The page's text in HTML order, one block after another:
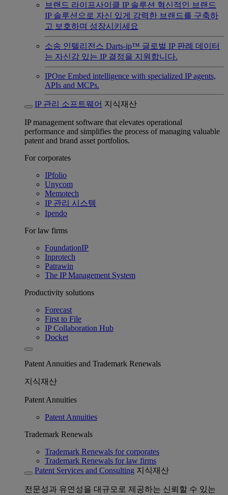
브랜드 라이프사이클 IP 솔루션 혁신적인 브랜드
IP 솔루션으로 자신 있게 강력한 브랜드를 구축하
고 보호하며 성장시키세요
소송 인텔리전스 Darts-ip™ 글로벌 IP 판례 데이터
는 자신감 있는 IP 결정을 지원합니다.
IPOne Embed intelligence with specialized IP agents,
APIs and MCPs.
IP 관리 소프트웨어 지식재산
IP management software that elevates operational
performance and simplifies the process of managing valuable
patent and brand asset portfolios.
For corporates
IPfolio
Unycom
Memotech
IP 관리 시스템
Ipendo
For law firms
FoundationIP
Inprotech
Patrawin
The IP Management System
Productivity solutions
Forecast
First to File
IP Collaboration Hub
Docket
Patent Annuities and Trademark Renewals
지식재산
Patent Annuities
Patent Annuities
Trademark Renewals
Trademark Renewals for corporates
Trademark Renewals for law firms
Patent Services and Consulting 지식재산
전문성과 유연성을 대규모로 제공하는 신뢰할 수 있는